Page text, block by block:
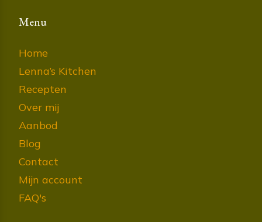
Menu
Home
Lenna’s Kitchen
Recepten
Over mij
Aanbod
Blog
Contact
Mijn account
FAQ's